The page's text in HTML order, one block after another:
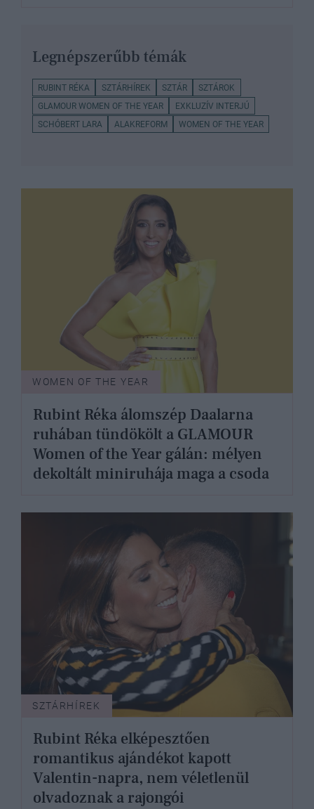
Legnépszerűbb témák
RUBINT RÉKA SZTÁRHÍREK SZTÁR
SZTÁROK
GLAMOUR WOMEN OF THE YEAR
EXKLUZÍV INTERJÚ
SCHÓBERT LARA
ALAKREFORM WOMEN OF THE YEAR
WOMEN OF THE YEAR
Rubint Réka álomszép Daalarna
ruhában tündökölt a GLAMOUR
Women of the Year gálán: mélyen
dekoltált miniruhája maga a csoda
SZTÁRHÍREK
Rubint Réka elképesztően
romantikus ajándékot kapott
Valentin-napra, nem véletlenül
olvadoznak a rajongói